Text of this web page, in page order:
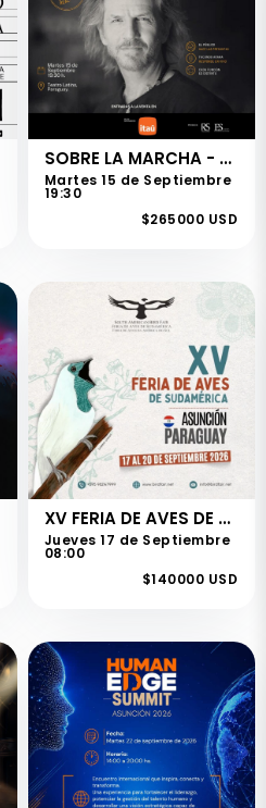
SOBRE LA MARCHA - FACUNDO ARANA
Martes 15 de Septiembre
19:30
$265000 USD
XV FERIA DE AVES DE SUDAMERICA
Jueves 17 de Septiembre
08:00
$140000 USD